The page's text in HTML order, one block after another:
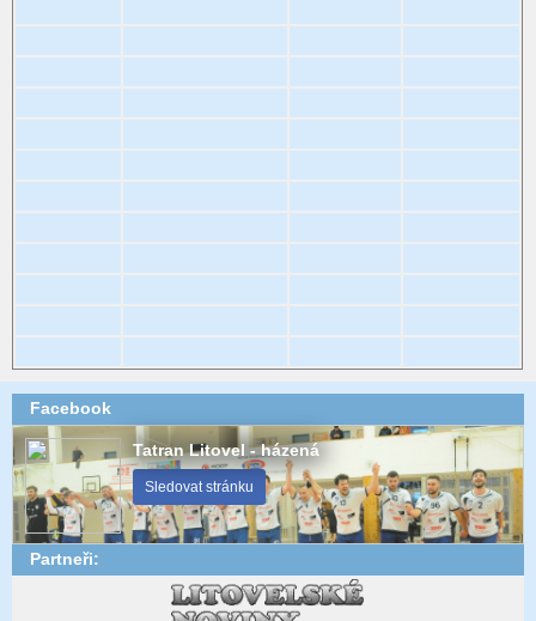
Facebook
Tatran Litovel - házená
Sledovat stránku
Partneři: